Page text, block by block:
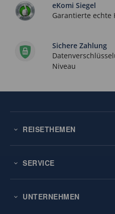
eKomi Siegel
Garantierte echte
Sichere Zahlung
Niveau
REISETHEMEN
SERVICE
UNTERNEHMEN